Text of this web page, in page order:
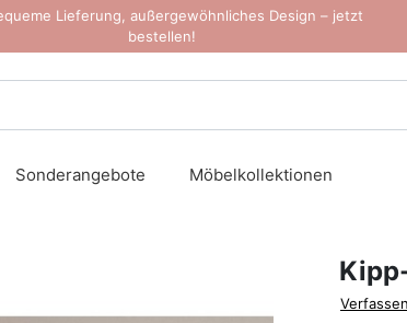
Lieferung, außergewöhnliches Design – jetzt
bestellen!
Sonderangebote Möbelkollektionen